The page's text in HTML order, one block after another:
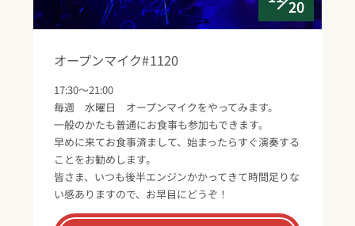
20
オープンマイク#1120
17:30～21:00
毎週 水曜日 オープンマイクをやってみます。
一般のかたも普通にお食事も参加もできます。
早めに来てお食事済まして、始まったらすぐ演奏する
ことをお勧めします。
皆さま、いつも後半エンジンかかってきて時間足りな
い感ありますので、お早目にどうぞ！